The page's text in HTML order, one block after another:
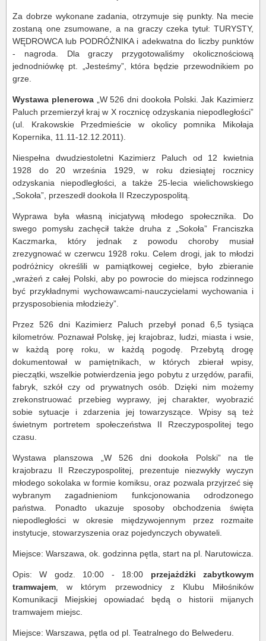
Za dobrze wykonane zadania, otrzymuje się punkty. Na mecie
zostaną one zsumowane, a na graczy czeka tytuł: TURYSTY,
WĘDROWCA lub PODRÓŻNIKA i adekwatna do liczby punktów
- nagroda. Dla graczy przygotowaliśmy okolicznościową
jednodniówkę pt. „Jesteśmy”, która będzie przewodnikiem po
grze.
Wystawa plenerowa„W 526 dni dookoła Polski. Jak Kazimierz
Paluch przemierzył kraj w X rocznicę odzyskania niepodległości”
(ul. Krakowskie Przedmieście w okolicy pomnika Mikołaja
Kopernika, 11.11-12.12.2011).
Niespełna dwudziestoletni Kazimierz Paluch od 12 kwietnia
1928 do 20 września 1929, w roku dziesiątej rocznicy
odzyskania niepodległości, a także 25-lecia wielichowskiego
„Sokoła”, przeszedł dookoła II Rzeczypospolitą.
Wyprawa była własną inicjatywą młodego społecznika. Do
swego pomysłu zachęcił także druha z „Sokoła” Franciszka
Kaczmarka, który jednak z powodu choroby musiał
zrezygnować w czerwcu 1928 roku. Celem drogi, jak to młodzi
podróżnicy określili w pamiątkowej cegiełce, było zbieranie
„wrażeń z całej Polski, aby po powrocie do miejsca rodzinnego
być przykładnymi wychowawcami-nauczycielami wychowania i
przysposobienia młodzieży”.
Przez 526 dni Kazimierz Paluch przebył ponad 6,5 tysiąca
kilometrów. Poznawał Polskę, jej krajobraz, ludzi, miasta i wsie,
w każdą porę roku, w każdą pogodę. Przebytą drogę
dokumentował w pamiętnikach, w których zbierał wpisy,
pieczątki, wszelkie potwierdzenia jego pobytu z urzędów, parafii,
fabryk, szkół czy od prywatnych osób. Dzięki nim możemy
zrekonstruować przebieg wyprawy, jej charakter, wyobrazić
sobie sytuacje i zdarzenia jej towarzyszące. Wpisy są też
świetnym portretem społeczeństwa II Rzeczypospolitej tego
czasu.
Wystawa planszowa „W 526 dni dookoła Polski” na tle
krajobrazu II Rzeczypospolitej, prezentuje niezwykły wyczyn
młodego sokolaka w formie komiksu, oraz pozwala przyjrzeć się
wybranym zagadnieniom funkcjonowania odrodzonego
państwa. Ponadto ukazuje sposoby obchodzenia święta
niepodległości w okresie międzywojennym przez rozmaite
instytucje, stowarzyszenia oraz pojedynczych obywateli.
Miejsce: Warszawa, ok. godzinna pętla, start na pl. Narutowicza.
Opis: W godz. 10:00 - 18:00 przejażdżki zabytkowym
tramwajem , w którym przewodnicy z Klubu Miłośników
Komunikacji Miejskiej opowiadać będą o historii mijanych
tramwajem miejsc.
Miejsce: Warszawa, pętla od pl. Teatralnego do Belwederu.